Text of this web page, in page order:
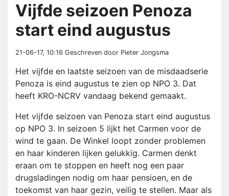
Vijfde seizoen Penoza
start eind augustus
21-06-17, 10:16 Geschreven door Pieter Jongsma
Het vijfde en laatste seizoen van de misdaadserie
Penoza is eind augustus te zien op NPO 3. Dat
heeft KRO-NCRV vandaag bekend gemaakt.
Het vijfde seizoen van Penoza start eind augustus
op NPO 3. In seizoen 5 lijkt het Carmen voor de
wind te gaan. De Winkel loopt zonder problemen
en haar kinderen lijken gelukkig. Carmen denkt
eraan om te stoppen en heeft nog een paar
drugsladingen nodig om haar pensioen, en de
toekomst van haar gezin, veilig te stellen. Maar als